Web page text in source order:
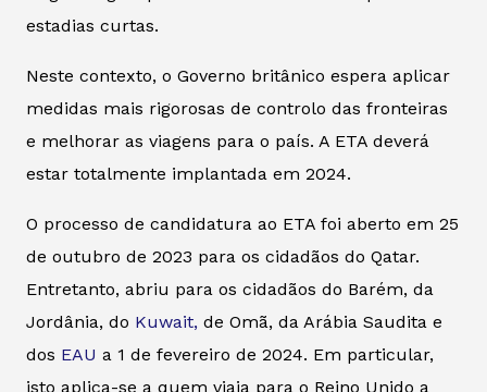
estadias curtas.
Neste contexto, o Governo britânico espera aplicar
medidas mais rigorosas de controlo das fronteiras
e melhorar as viagens para o país. A ETA deverá
estar totalmente implantada em 2024.
O processo de candidatura ao ETA foi aberto em 25
de outubro de 2023 para os cidadãos do Qatar.
Entretanto, abriu para os cidadãos do Barém, da
Jordânia, do Kuwait, de Omã, da Arábia Saudita e
dos EAU a 1 de fevereiro de 2024. Em particular,
isto aplica-se a quem viaja para o Reino Unido a